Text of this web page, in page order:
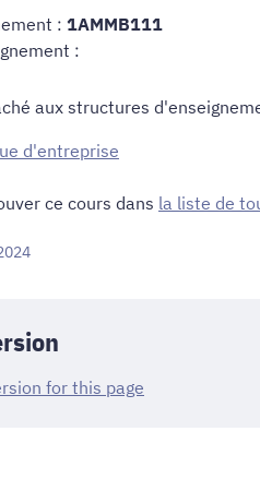
: 1AMMB111
:
aux structures
d'entreprise
ce cours dans la liste de
for this page